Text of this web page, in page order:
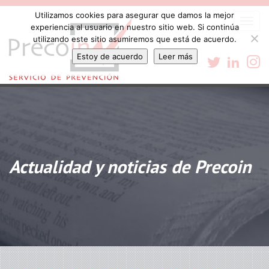
Actualidad y noticias de Precoin
Utilizamos cookies para asegurar que damos la mejor
experiencia al usuario en nuestro sitio web. Si continúa
utilizando este sitio asumiremos que está de acuerdo.
Estoy de acuerdo
Leer más